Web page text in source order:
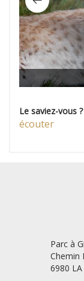
Le saviez-vous ?
écouter
Parc à
Chemin
6980 LA